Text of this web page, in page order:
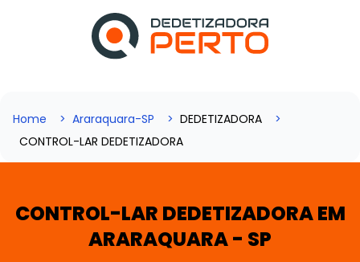
Home Araraquara-SP
DEDETIZADORA
CONTROL-LAR DEDETIZADORA
CONTROL-LAR DEDETIZADORA EM
ARARAQUARA - SP